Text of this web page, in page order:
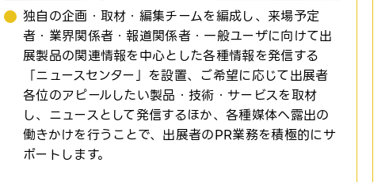
独自の企画・取材・編集チームを編成し、来場予定
者・業界関係者・報道関係者・一般ユーザに向けて出
展製品の関連情報を中心とした各種情報を発信する
「ニュースセンター」を設置、ご希望に応じて出展者
各位のアピールしたい製品・技術・サービスを取材
し、ニュースとして発信するほか、各種媒体へ露出の
働きかけを行うことで、出展者のPR業務を積極的にサ
ポートします。